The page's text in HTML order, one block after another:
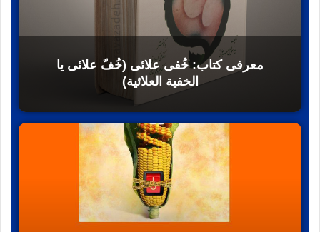
معرفی کتاب: خُفى علائى (خُفّ علائى يا
الخفية العلائية)